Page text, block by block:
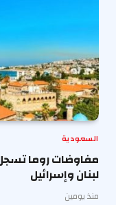
السعودية
مفاوضات روما تسجل
لبنان وإسرائيل
منذ يومين